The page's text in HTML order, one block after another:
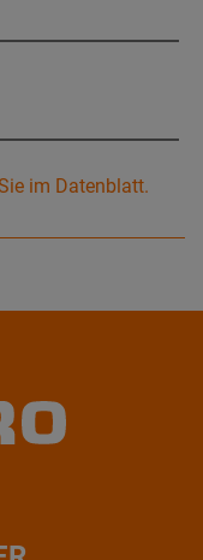
im Datenblatt.